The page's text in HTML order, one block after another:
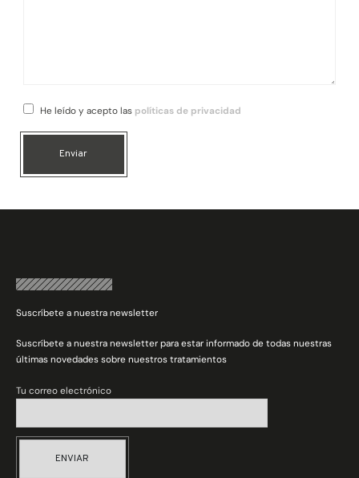
He leído y acepto las políticas de privacidad
Enviar
Suscríbete a nuestra newsletter
Suscríbete a nuestra newsletter para estar informado de todas nuestras
últimas novedades sobre nuestros tratamientos
Tu correo electrónico
ENVIAR